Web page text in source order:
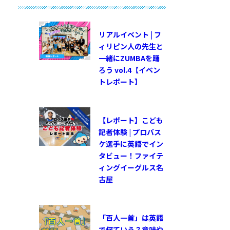
リアルイベント | フ
ィリピン人の先生と
一緒にZUMBAを踊
ろう vol.4【イベン
トレポート】
【レポート】こども
記者体験 | プロバス
ケ選手に英語でイン
タビュー！ファイテ
ィングイーグルス名
古屋
「百人一首」は英語